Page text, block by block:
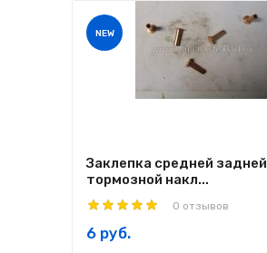
NEW
Заклепка средней задней
тормозной накл...
0 отзывов
6 руб.